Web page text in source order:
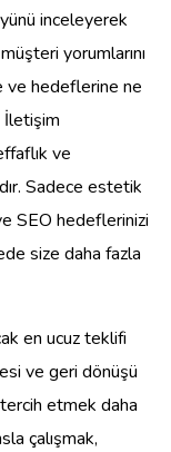
inceleyerek
yorumlarını
ve hedeflerine ne
İletişim
ve
Sadece estetik
SEO hedeflerinizi
size daha fazla
en ucuz teklifi
ve geri dönüşü
tercih etmek daha
çalışmak,